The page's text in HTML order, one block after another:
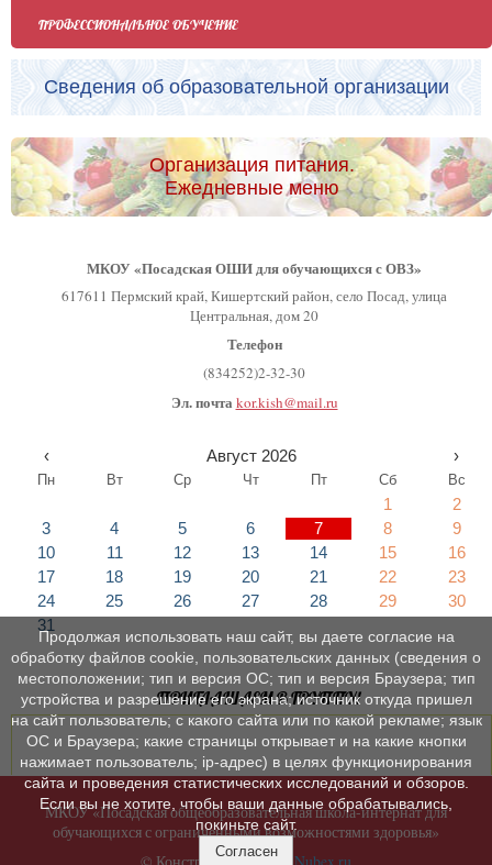
ПРОФЕССИОНАЛЬНОЕ ОБУЧЕНИЕ
Сведения об образовательной организации
Организация питания.
Ежедневные меню
МКОУ «Посадская ОШИ для обучающихся с ОВЗ»
617611 Пермский край, Кишертский район, село Посад, улица
Центральная, дом 20
Телефон
(834252)2-32-30
Эл. почта kor.kish@mail.ru
‹ Август 2026 ›
Пн Вт Ср Чт Пт Сб Вс
1
2
3
4 5 6 7 8
9
10
11 12 13 14 15
16
17
18 19 20 21 22
23
24
25 26 27 28 29
30
31
ПРИГЛАШАЕМ В ГРУППУ!
МКОУ «Посадская общеобразовательная школа-интернат для
обучающихся с ограниченными возможностями здоровья»
© Конструктор сайтов Nubex.ru
Продолжая использовать наш сайт, вы даете согласие на
обработку файлов cookie, пользовательских данных (сведения о
местоположении; тип и версия ОС; тип и версия Браузера; тип
устройства и разрешение его экрана; источник откуда пришел
на сайт пользователь; с какого сайта или по какой рекламе; язык
ОС и Браузера; какие страницы открывает и на какие кнопки
нажимает пользователь; ip-адрес) в целях функционирования
сайта и проведения статистических исследований и обзоров.
Если вы не хотите, чтобы ваши данные обрабатывались,
покиньте сайт.
Согласен